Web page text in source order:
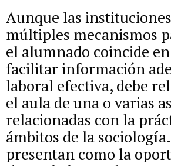
Aunque las
múltiples mecanismos
el alumnado coincide
facilitar información
laboral efectiva, debe
el aula de una o varias
relacionadas con la
ámbitos de la
presentan como la